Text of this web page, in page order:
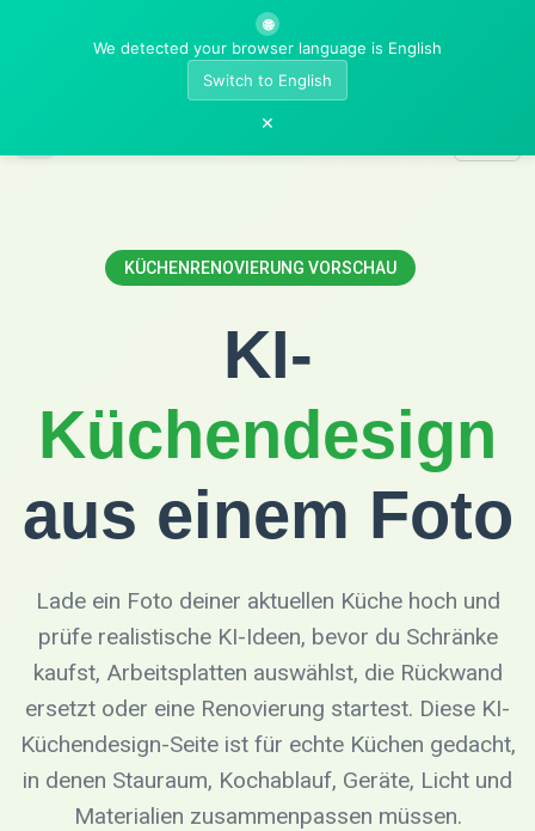
🌐
We detected your browser language is English
Switch to English
×
AI Room Designer
KÜCHENRENOVIERUNG VORSCHAU
KI-
Küchendesign
aus einem Foto
Lade ein Foto deiner aktuellen Küche hoch und
prüfe realistische KI-Ideen, bevor du Schränke
kaufst, Arbeitsplatten auswählst, die Rückwand
ersetzt oder eine Renovierung startest. Diese KI-
Küchendesign-Seite ist für echte Küchen gedacht,
in denen Stauraum, Kochablauf, Geräte, Licht und
Materialien zusammenpassen müssen.